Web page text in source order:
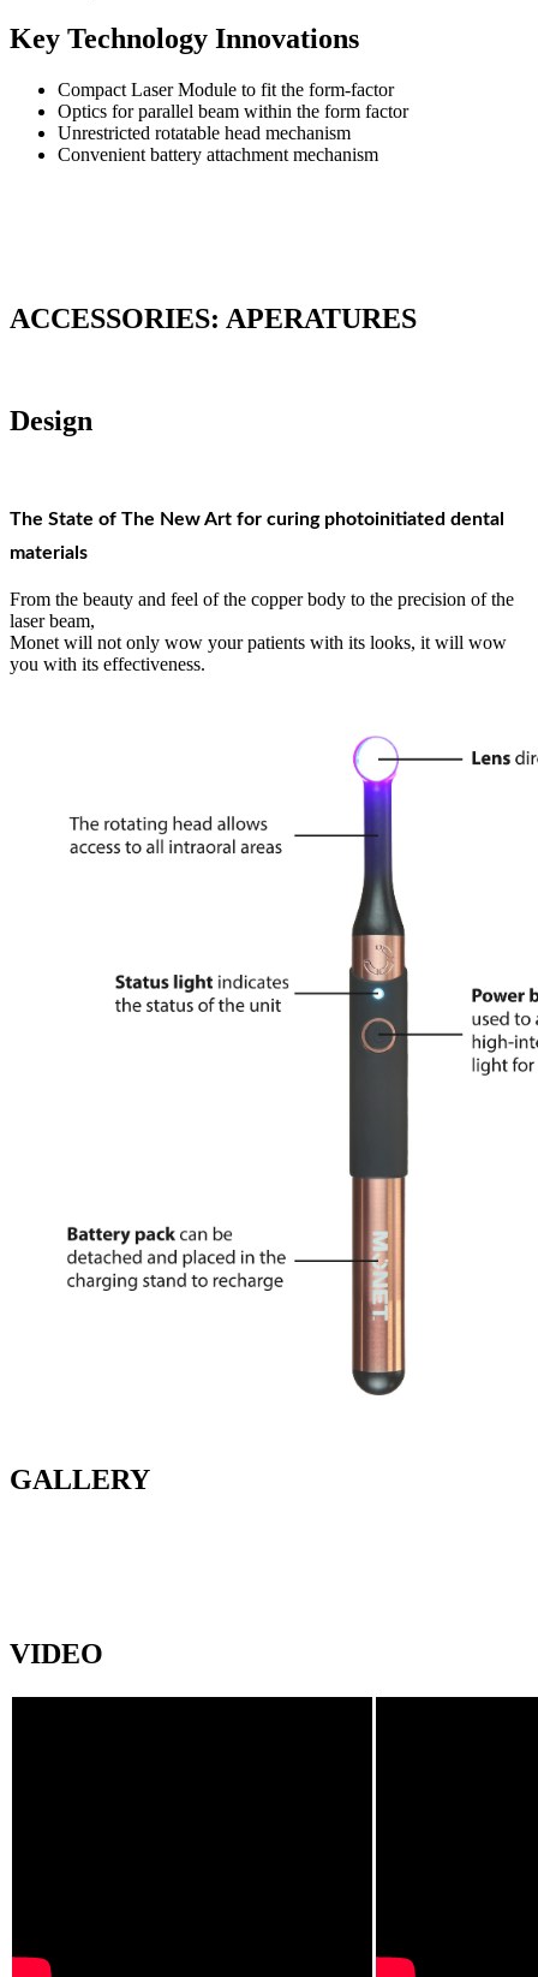
Key Technology Innovations
Compact Laser Module to fit the form-factor
Optics for parallel beam within the form factor
Unrestricted rotatable head mechanism
Convenient battery attachment mechanism
ACCESSORIES: APERATURES
Design
The State of The New Art for curing photoinitiated dental
materials
From the beauty and feel of the copper body to the precision of the
laser beam,
Monet will not only wow your patients with its looks, it will wow
you with its effectiveness.
GALLERY
VIDEO